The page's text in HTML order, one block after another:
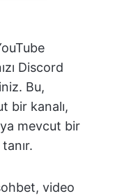
Discord
Bu,
bir kanalı,
mevcut bir
video